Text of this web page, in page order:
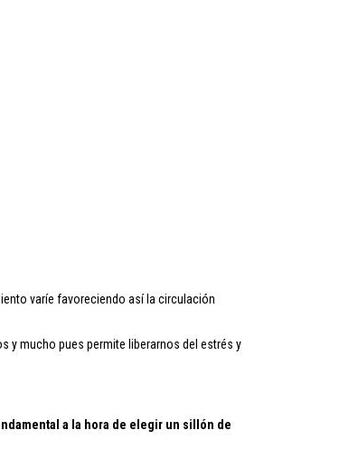
varíe favoreciendo así la circulación
y mucho pues permite liberarnos del estrés y
a la hora de elegir un sillón de